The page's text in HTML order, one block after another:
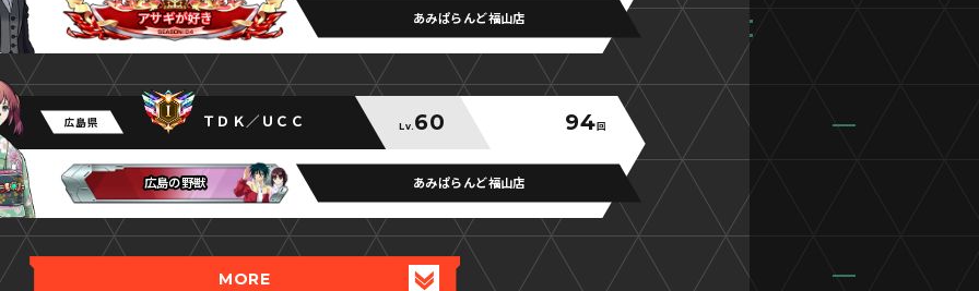
アサギが好き
アサギが好き
アサギが好き あみぱらんど福山店
広島県 ＴＤＫ／ＵＣＣ Lv. 60 94回
広島の野獣
広島の野獣
広島の野獣 あみぱらんど福山店
MORE